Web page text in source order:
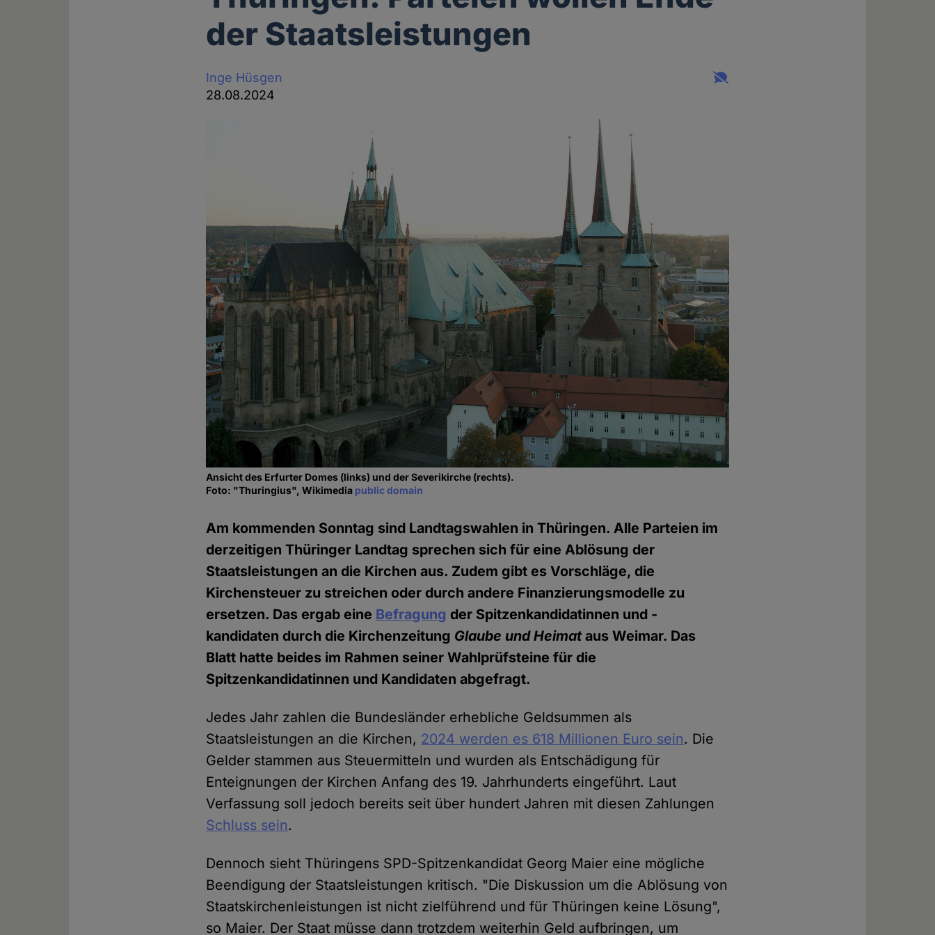
der Staatsleistungen
Inge Hüsgen
28.08.2024
Ansicht des Erfurter Domes (links) und der Severikirche (rechts).
Foto: "Thuringius", Wikimedia public domain
Am kommenden Sonntag sind Landtagswahlen in Thüringen. Alle Parteien im
derzeitigen Thüringer Landtag sprechen sich für eine Ablösung der
Staatsleistungen an die Kirchen aus. Zudem gibt es Vorschläge, die
Kirchensteuer zu streichen oder durch andere Finanzierungsmodelle zu
ersetzen. Das ergab eine Befragung der Spitzenkandidatinnen und -
kandidaten durch die Kirchenzeitung Glaube und Heimataus Weimar. Das
Blatt hatte beides im Rahmen seiner Wahlprüfsteine für die
Spitzenkandidatinnen und Kandidaten abgefragt.
Jedes Jahr zahlen die Bundesländer erhebliche Geldsummen als
Staatsleistungen an die Kirchen, 2024 werden es 618 Millionen Euro sein. Die
Gelder stammen aus Steuermitteln und wurden als Entschädigung für
Enteignungen der Kirchen Anfang des 19. Jahrhunderts eingeführt. Laut
Verfassung soll jedoch bereits seit über hundert Jahren mit diesen Zahlungen
Schluss sein.
Dennoch sieht Thüringens SPD-Spitzenkandidat Georg Maier eine mögliche
Beendigung der Staatsleistungen kritisch. "Die Diskussion um die Ablösung von
Staatskirchenleistungen ist nicht zielführend und für Thüringen keine Lösung",
so Maier. Der Staat müsse dann trotzdem weiterhin Geld aufbringen, um